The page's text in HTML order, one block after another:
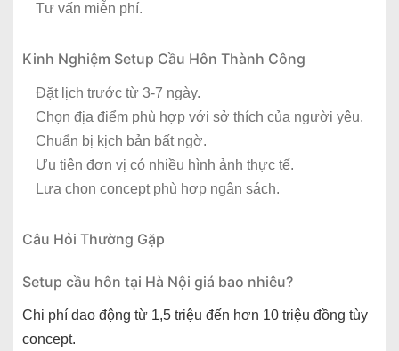
Tư vấn miễn phí.
Kinh Nghiệm Setup Cầu Hôn Thành Công
Đặt lịch trước từ 3-7 ngày.
Chọn địa điểm phù hợp với sở thích của người yêu.
Chuẩn bị kịch bản bất ngờ.
Ưu tiên đơn vị có nhiều hình ảnh thực tế.
Lựa chọn concept phù hợp ngân sách.
Câu Hỏi Thường Gặp
Setup cầu hôn tại Hà Nội giá bao nhiêu?
Chi phí dao động từ 1,5 triệu đến hơn 10 triệu đồng tùy
concept.